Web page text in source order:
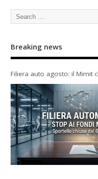
Breaking news
Filiera auto agosto: il Mimit